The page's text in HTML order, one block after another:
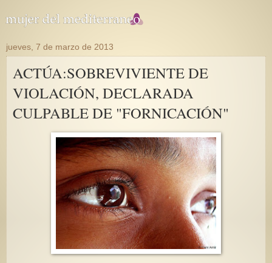
jueves, 7 de marzo de 2013
ACTÚA:SOBREVIVIENTE DE
VIOLACIÓN, DECLARADA
CULPABLE DE "FORNICACIÓN"